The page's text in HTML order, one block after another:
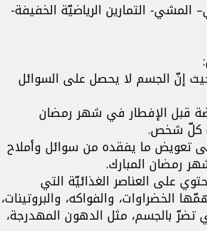
التمارين الرياضيّة الخفيفة-
إنّ الجسم لا يحصل على السوائل
قبل الإفطار في شهر رمضان
كلّ شخص.
تعويض ما يفقده من سوائل وأملاح
رمضان المبارك.
على العناصر الغذائيّة التي
الخضراوات، والفواكه، والبروتينات،
تضرّ بالجسم، مثل الدهون المهدرجة،